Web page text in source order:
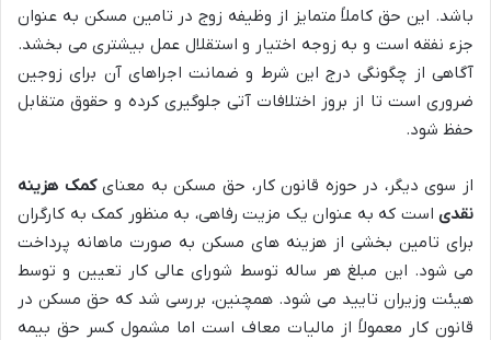
باشد. این حق کاملاً متمایز از وظیفه زوج در تامین مسکن به عنوان
جزء نفقه است و به زوجه اختیار و استقلال عمل بیشتری می بخشد.
آگاهی از چگونگی درج این شرط و ضمانت اجراهای آن برای زوجین
ضروری است تا از بروز اختلافات آتی جلوگیری کرده و حقوق متقابل
حفظ شود.
از سوی دیگر، در حوزه قانون کار، حق مسکن به معنایکمک هزینه
نقدی است که به عنوان یک مزیت رفاهی، به منظور کمک به کارگران
برای تامین بخشی از هزینه های مسکن به صورت ماهانه پرداخت
می شود. این مبلغ هر ساله توسط شورای عالی کار تعیین و توسط
هیئت وزیران تایید می شود. همچنین، بررسی شد که حق مسکن در
قانون کار معمولاً از مالیات معاف است اما مشمول کسر حق بیمه